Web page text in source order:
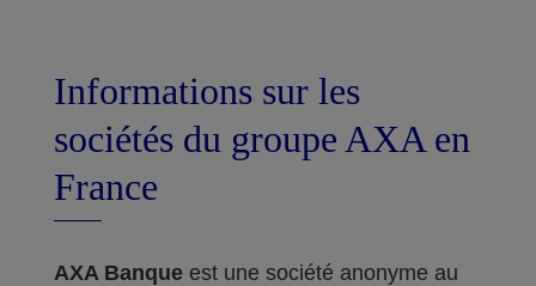
Informations sur les
sociétés du groupe AXA en
France
AXA Banque est une société anonyme au